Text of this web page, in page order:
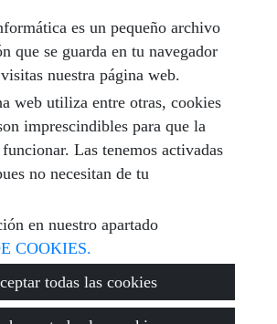
Enviar
es un pequeño archivo
que se guarda en tu navegador
nuestra página web.
web utiliza entre otras, cookies
imprescindibles para que la
Las tenemos activadas
no necesitan de tu
en nuestro apartado
COOKIES.
todas las cookies